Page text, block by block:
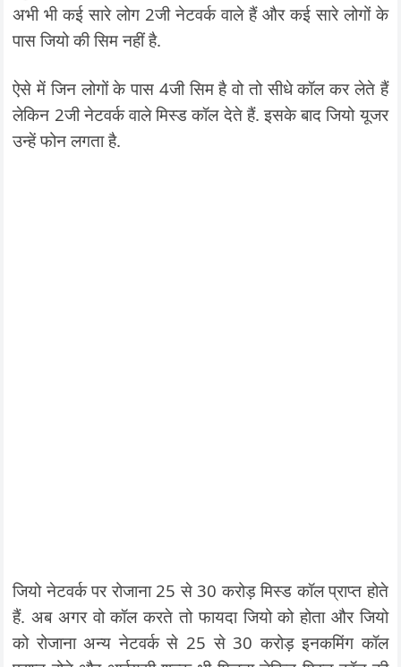
अभी भी कई सारे लोग 2जी नेटवर्क वाले हैं और कई सारे लोगों के
पास जियो की सिम नहीं है.
ऐसे में जिन लोगों के पास 4जी सिम है वो तो सीधे कॉल कर लेते हैं
लेकिन 2जी नेटवर्क वाले मिस्ड कॉल देते हैं. इसके बाद जियो यूजर
उन्हें फोन लगता है.
जियो नेटवर्क पर रोजाना 25 से 30 करोड़ मिस्ड कॉल प्राप्त होते
हैं. अब अगर वो कॉल करते तो फायदा जियो को होता और जियो
को रोजाना अन्य नेटवर्क से 25 से 30 करोड़ इनकमिंग कॉल